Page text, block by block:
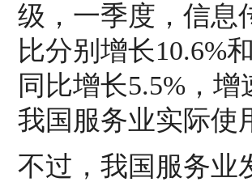
级，一季度，信息
比分别增长10.6%
同比增长5.5%，
我国服务业实际使
不过，我国服务业